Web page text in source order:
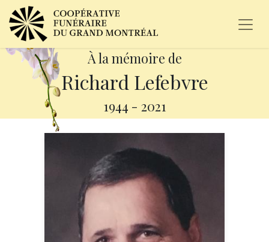
À la mémoire de
Richard Lefebvre
1944 - 2021